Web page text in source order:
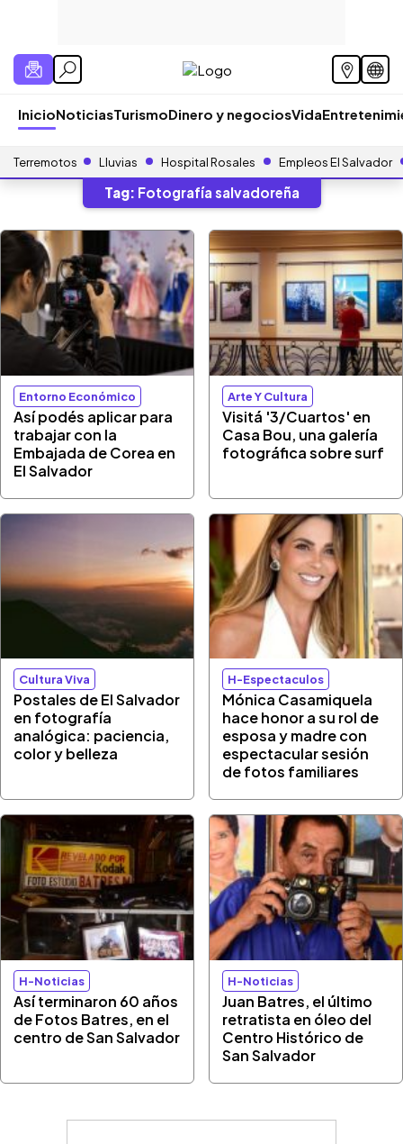
InicioNoticiasTurismoDinero y negociosVida
Terremotos Lluvias Hospital Rosales Empleos El Salvador
Tag: Fotografía salvadoreña
Entorno Económico
Así podés aplicar para
trabajar con la
Embajada de Corea en
El Salvador
Arte Y Cultura
Visitá '3/Cuartos' en
Casa Bou, una galería
fotográfica sobre surf
Cultura Viva
Postales de El Salvador
en fotografía
analógica: paciencia,
color y belleza
H-Espectaculos
Mónica Casamiquela
hace honor a su rol de
esposa y madre con
espectacular sesión
de fotos familiares
H-Noticias
Así terminaron 60 años
de Fotos Batres, en el
centro de San Salvador
H-Noticias
Juan Batres, el último
retratista en óleo del
Centro Histórico de
San Salvador